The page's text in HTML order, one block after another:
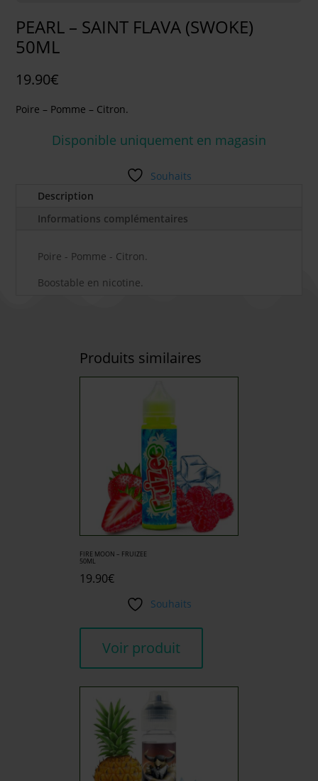
PEARL – SAINT FLAVA (SWOKE)
50ML
19.90€
Poire – Pomme – Citron.
Disponible uniquement en magasin
Souhaits
Description
Informations complémentaires
Poire - Pomme - Citron.
Boostable en nicotine.
Produits similaires
FIRE MOON – FRUIZEE
50ML
19.90€
Souhaits
Voir produit